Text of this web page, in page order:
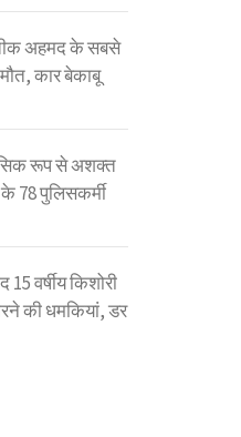
अहमद के सबसे
कार बेकाबू
रूप से अशक्त
78 पुलिसकर्मी
वर्षीय किशोरी
की धमकियां, डर